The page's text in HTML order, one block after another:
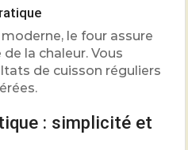
le four assure
la chaleur. Vous
de cuisson réguliers
: simplicité et